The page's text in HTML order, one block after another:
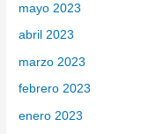
mayo 2023
abril 2023
marzo 2023
febrero 2023
enero 2023